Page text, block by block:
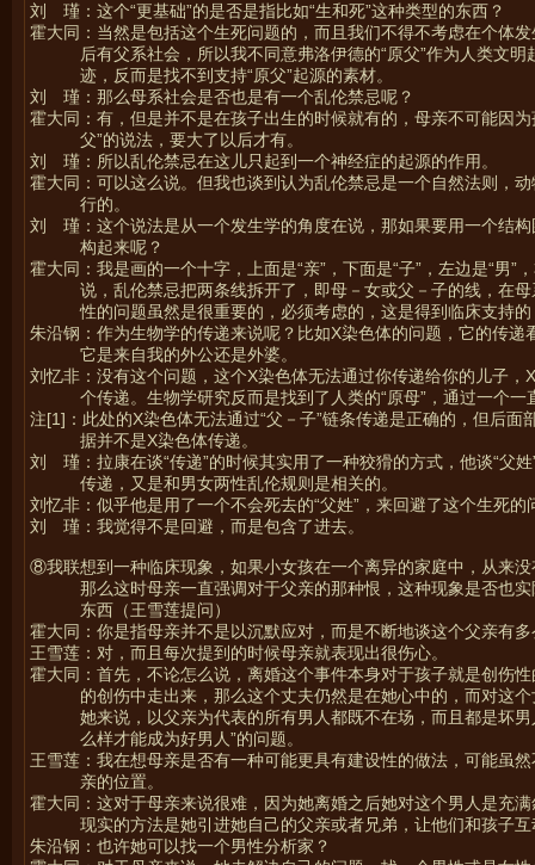
刘 瑾：这个“更基础”的是否是指比如“生和死”这种类型的东西？
霍大同：当然是包括这个生死问题的，而且我们不得不考虑在个体
后有父系社会，所以我不同意弗洛伊德的“原父”作为人类文
迹，反而是找不到支持“原父”起源的素材。
刘 瑾：那么母系社会是否也是有一个乱伦禁忌呢？
霍大同：有，但是并不是在孩子出生的时候就有的，母亲不可能因
父”的说法，要大了以后才有。
刘 瑾：所以乱伦禁忌在这儿只起到一个神经症的起源的作用。
霍大同：可以这么说。但我也谈到认为乱伦禁忌是一个自然法则，
行的。
刘 瑾：这个说法是从一个发生学的角度在说，那如果要用一个结
构起来呢？
霍大同：我是画的一个十字，上面是“亲”，下面是“子”，左边是“男
说，乱伦禁忌把两条线拆开了，即母－女或父－子的线，在
性的问题虽然是很重要的，必须考虑的，这是得到临床支持
朱沿钢：作为生物学的传递来说呢？比如X染色体的问题，它的传
它是来自我的外公还是外婆。
刘忆非：没有这个问题，这个X染色体无法通过你传递给你的儿子
个传递。生物学研究反而是找到了人类的“原母”，通过一个
注[1]：此处的X染色体无法通过“父－子”链条传递是正确的，但后
据并不是X染色体传递。
刘 瑾：拉康在谈“传递”的时候其实用了一种狡猾的方式，他谈“父
传递，又是和男女两性乱伦规则是相关的。
刘忆非：似乎他是用了一个不会死去的“父姓”，来回避了这个生死的
刘 瑾：我觉得不是回避，而是包含了进去。
⑧我联想到一种临床现象，如果小女孩在一个离异的家庭中，从来
那么这时母亲一直强调对于父亲的那种恨，这种现象是否也
东西（王雪莲提问）
霍大同：你是指母亲并不是以沉默应对，而是不断地谈这个父亲有
王雪莲：对，而且每次提到的时候母亲就表现出很伤心。
霍大同：首先，不论怎么说，离婚这个事件本身对于孩子就是创伤
的创伤中走出来，那么这个丈夫仍然是在她心中的，而对这
她来说，以父亲为代表的所有男人都既不在场，而且都是坏
么样才能成为好男人”的问题。
王雪莲：我在想母亲是否有一种可能更具有建设性的做法，可能虽
亲的位置。
霍大同：这对于母亲来说很难，因为她离婚之后她对这个男人是充
现实的方法是她引进她自己的父亲或者兄弟，让他们和孩子
朱沿钢：也许她可以找一个男性分析家？